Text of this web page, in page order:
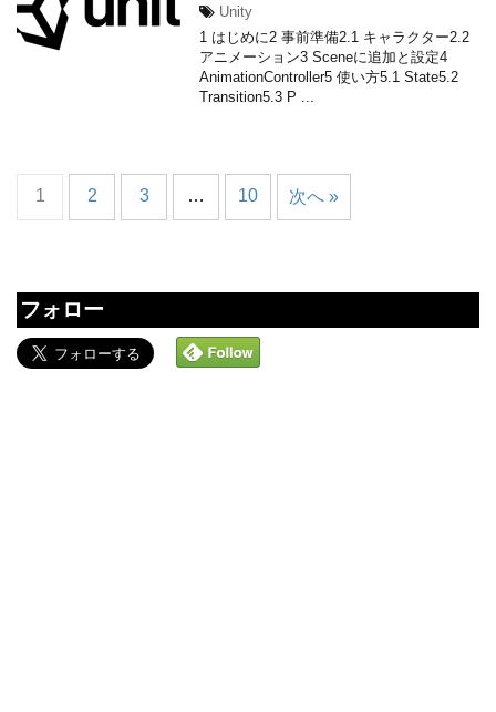
Unity
1 はじめに2 事前準備2.1 キャラクター2.2
アニメーション3 Sceneに追加と設定4
AnimationController5 使い方5.1 State5.2
Transition5.3 P ...
1 2 3 … 10 次へ »
フォロー